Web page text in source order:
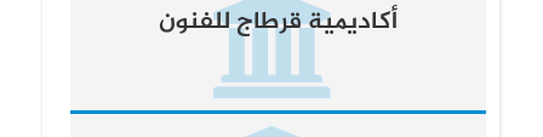
أكاديمية قرطاج للفنون